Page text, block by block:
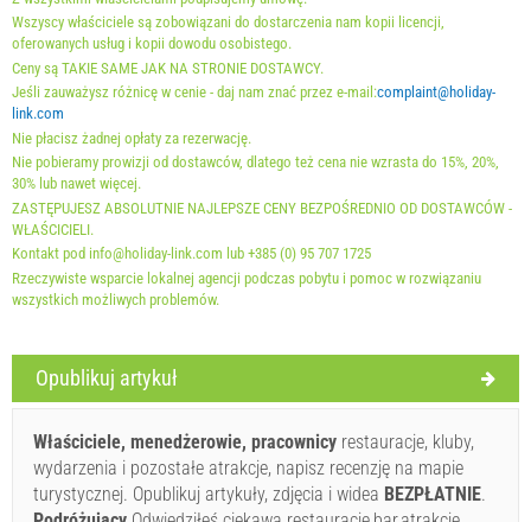
Obowiązkowe:Rejestracja gościa (01.07. - 31.08): 10 EUR
(once - według _person), Rejestracja gościa (01.01 - 30.06.
/ 01.09. - 31.12.): 5 EUR (once - według _person)
Zarezerwuj i czekaj na potwierdzenie
If you don"t want to book now, instead you have more
questions, please fill them bellow and click on "Send
Inquiry".
Wszyscy właściciele są zobowiązani do dostarczenia nam kopii licencji,
oferowanych usług i kopii dowodu osobistego.
Ceny są TAKIE SAME JAK NA STRONIE DOSTAWCY.
Jeśli zauważysz różnicę w cenie - daj nam znać przez e-mail:complaint@holiday-
link.com
Nie płacisz żadnej opłaty za rezerwację.
Nie pobieramy prowizji od dostawców, dlatego też cena nie wzrasta do 15%, 20%,
30% lub nawet więcej.
ZASTĘPUJESZ ABSOLUTNIE NAJLEPSZE CENY BEZPOŚREDNIO OD DOSTAWCÓW -
WŁAŚCICIELI.
Kontakt pod info@holiday-link.com lub +385 (0) 95 707 1725
Rzeczywiste wsparcie lokalnej agencji podczas pobytu i pomoc w rozwiązaniu
wszystkich możliwych problemów.
Opublikuj artykuł
Właściciele, menedżerowie, pracownicy restauracje, kluby,
wydarzenia i pozostałe atrakcje, napisz recenzję na mapie
turystycznej. Opublikuj artykuły, zdjęcia i widea BEZPŁATNIE.